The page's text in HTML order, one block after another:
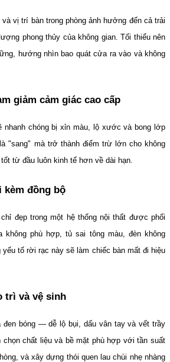
vị trí bàn trong phòng ảnh hưởng đến cả trải
phong thủy của không gian. Tối thiểu nên
hướng nhìn bao quát cửa ra vào và không
giảm cảm giác cao cấp
chóng bị xỉn màu, lộ xước và bong lớp
"sang" mà trở thành điểm trừ lớn cho không
từ đầu luôn kinh tế hơn về dài hạn.
kèm đồng bộ
chỉ đẹp trong một hệ thống nội thất được phối
không phù hợp, tủ sai tông màu, đèn không
tố rời rạc này sẽ làm chiếc bàn mất đi hiệu
trì và vệ sinh
bóng — dễ lộ bụi, dấu vân tay và vết trầy
chất liệu và bề mặt phù hợp với tần suất
và xây dựng thói quen lau chùi nhẹ nhàng